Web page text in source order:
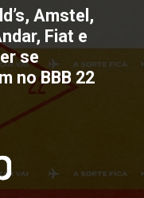
Amstel,
Fiat e
se
no BBB 22